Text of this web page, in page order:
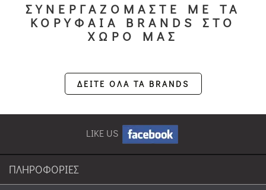
ΣΥΝΕΡΓΑΖΟΜΑΣΤΕ ΜΕ ΤΑ
ΚΟΡΥΦΑΙΑ BRANDS ΣΤΟ
ΧΩΡΟ ΜΑΣ
ΔΕΙΤΕ ΟΛΑ ΤΑ BRANDS
LIKE US
ΠΛΗΡΟΦΟΡΙΕΣ